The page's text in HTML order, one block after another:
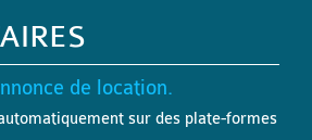
de location.
sur des plate-formes